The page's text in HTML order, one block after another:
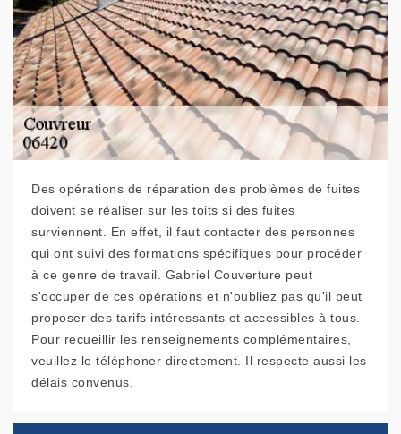
Des opérations de réparation des problèmes de fuites
doivent se réaliser sur les toits si des fuites
surviennent. En effet, il faut contacter des personnes
qui ont suivi des formations spécifiques pour procéder
à ce genre de travail. Gabriel Couverture peut
s'occuper de ces opérations et n'oubliez pas qu'il peut
proposer des tarifs intéressants et accessibles à tous.
Pour recueillir les renseignements complémentaires,
veuillez le téléphoner directement. Il respecte aussi les
délais convenus.